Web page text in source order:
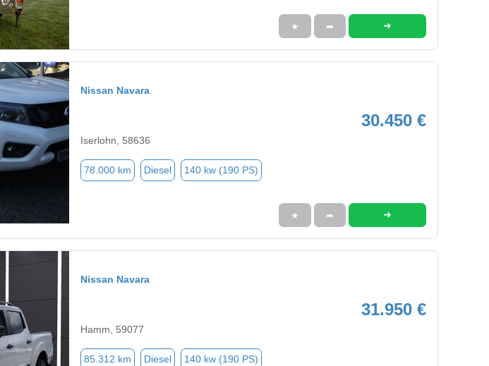
★ ➦ ➜
Nissan Navara
30.450 €
Iserlohn, 58636
78.000 km Diesel 140 kw (190 PS)
★ ➦ ➜
Nissan Navara
31.950 €
Hamm, 59077
85.312 km Diesel 140 kw (190 PS)